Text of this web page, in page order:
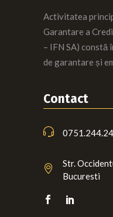
Activitatea
Garantare a
– IFN SA) constă
de garantare și
Contact
Str.
Bucuresti